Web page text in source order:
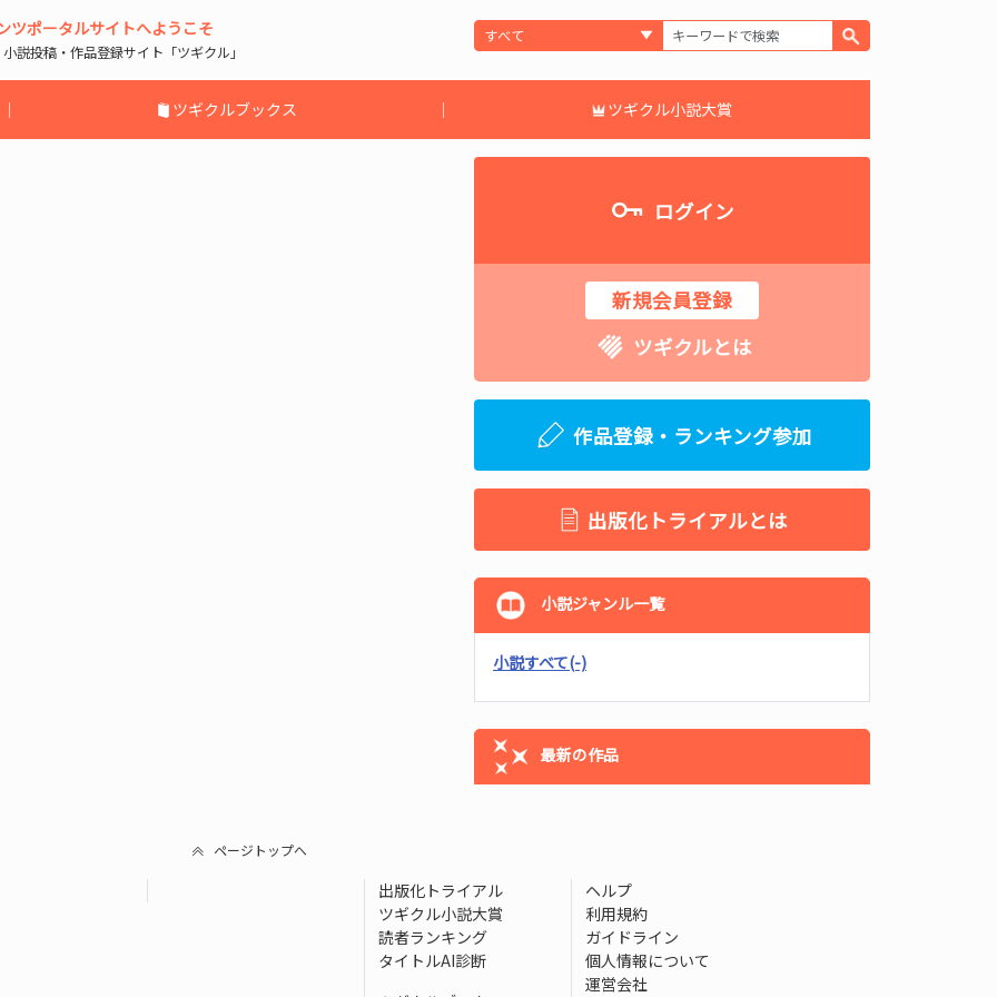
ツポータルサイトへようこそ
説投稿・作品登録サイト「ツギクル」
｜ ツギクルブックス ｜ ツギクル小説大賞
ログイン
新規会員登録
ツギクルとは
作品登録・ランキング参加
出版化トライアルとは
小説ジャンル一覧
小説すべて(-)
最新の作品
ページトップへ
出版化トライアル
ツギクル小説大賞
読者ランキング
タイトルAI診断
ヘルプ
利用規約
ガイドライン
個人情報について
運営会社